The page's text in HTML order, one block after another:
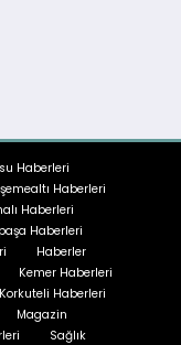
Haberleri
Haberleri
Haberleri
Haberleri
Haberler
Kemer Haberleri
Korkuteli Haberleri
Magazin
Sağlık